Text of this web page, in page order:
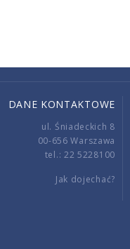
DANE KONTAKTOWE
ul. Śniadeckich 8
00-656 Warszawa
tel.: 22 5228100
Jak dojechać?